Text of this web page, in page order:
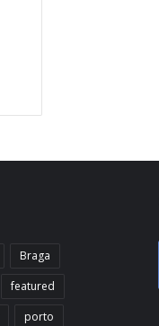
Braga
featured
porto